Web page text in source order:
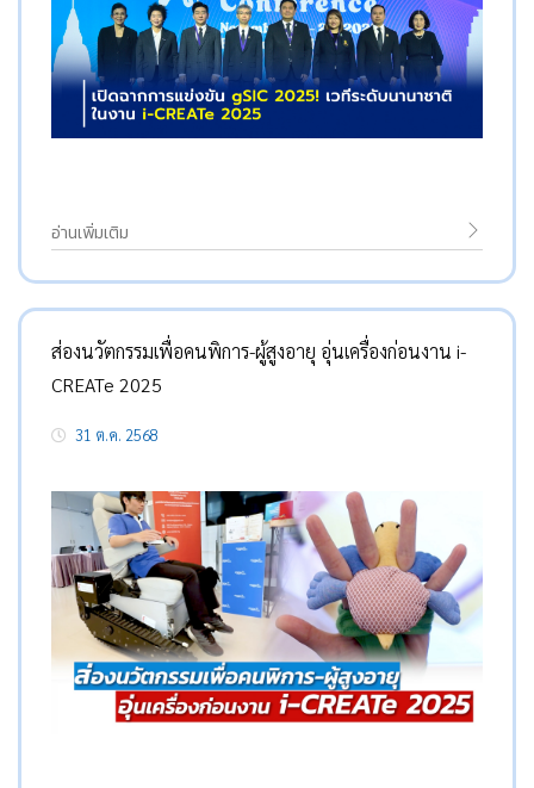
อ่านเพิ่มเติม
ส่องนวัตกรรมเพื่อคนพิการ-ผู้สูงอายุ อุ่นเครื่องก่อนงาน i-
CREATe 2025
31 ต.ค. 2568